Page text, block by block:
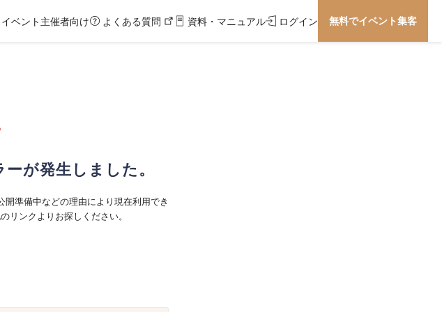
イベント主催者向け よくある質問 資料・マニュアル ログイン 無料でイベント集客
が発生しました。
準備中などの理由により現在利用でき
リンクよりお探しください。